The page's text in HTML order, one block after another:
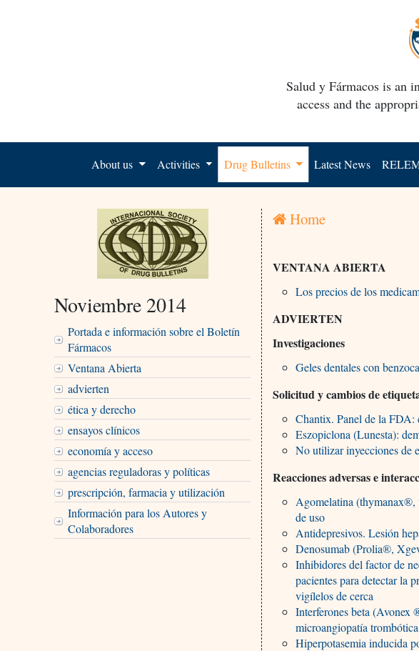
Salud y Fármacos is an
access and the
About us Activities Drug Bulletins Latest News
Noviembre 2014
Portada e información sobre el Boletín
Fármacos
Ventana Abierta
advierten
ética y derecho
ensayos clínicos
economía y acceso
agencias reguladoras y políticas
prescripción, farmacia y utilización
Información para los Autores y
Colaboradores
Home
VENTANA ABIERTA
Los precios de los
ADVIERTEN
Investigaciones
Geles dentales con
Solicitud y cambios de
Chantix. Panel de la FDA:
Eszopiclona (Lunesta):
No utilizar inyecciones de
Reacciones adversas e
Agomelatina (thymanax®,
de uso
Antidepresivos. Lesión
Denosumab (Prolia®,
Inhibidores del factor de
pacientes para detectar la
vigílelos de cerca
Interferones beta
microangiopatía
Hiperpotasemia inducida